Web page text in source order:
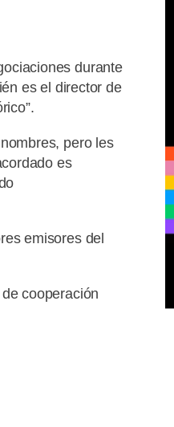
durante
es el director de
pero les
es
emisores del
cooperación